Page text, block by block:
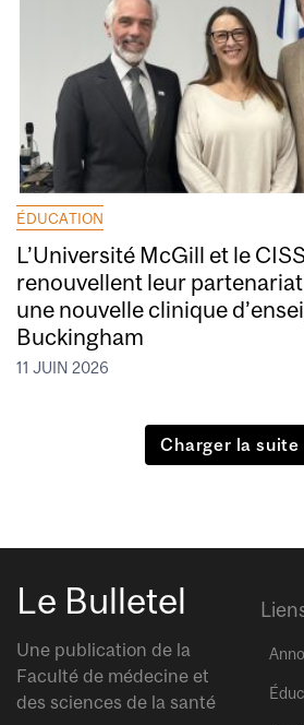
ÉDUCATION
L’Université McGill et le
renouvellent leur
une nouvelle clinique
Buckingham
11 JUIN 2026
Charger la suite
Le Bulletel
Une publication de la
Faculté de médecine et
des sciences de la santé